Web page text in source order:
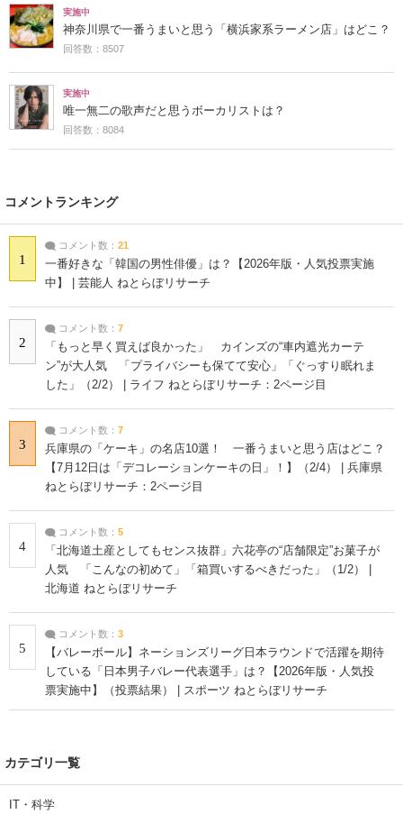
実施中
神奈川県で一番うまいと思う「横浜家系ラーメン店」はどこ？
回答数：8507
実施中
唯一無二の歌声だと思うボーカリストは？
回答数：8084
コメントランキング
1
コメント数： 21
一番好きな「韓国の男性俳優」は？【2026年版・人気投票実施
中】 | 芸能人 ねとらぼリサーチ
2
コメント数： 7
「もっと早く買えば良かった」 カインズの“車内遮光カーテ
ン”が大人気 「プライバシーも保てて安心」「ぐっすり眠れま
した」（2/2） | ライフ ねとらぼリサーチ：2ページ目
3
コメント数： 7
兵庫県の「ケーキ」の名店10選！ 一番うまいと思う店はどこ？
【7月12日は「デコレーションケーキの日」！】（2/4） | 兵庫県
ねとらぼリサーチ：2ページ目
4
コメント数： 5
「北海道土産としてもセンス抜群」六花亭の“店舗限定”お菓子が
人気 「こんなの初めて」「箱買いするべきだった」（1/2） |
北海道 ねとらぼリサーチ
5
コメント数： 3
【バレーボール】ネーションズリーグ日本ラウンドで活躍を期待
している「日本男子バレー代表選手」は？【2026年版・人気投
票実施中】（投票結果） | スポーツ ねとらぼリサーチ
カテゴリ一覧
IT・科学